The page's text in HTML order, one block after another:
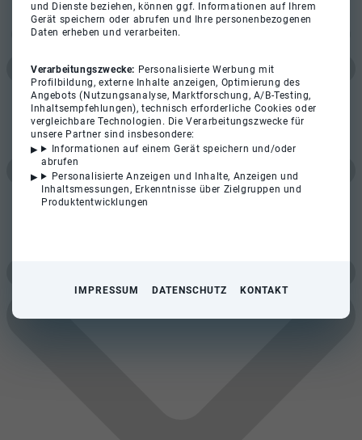
und Dienste beziehen, können ggf. Informationen auf Ihrem
Gerät speichern oder abrufen und Ihre personenbezogenen
Daten erheben und verarbeiten.
Verarbeitungszwecke: Personalisierte Werbung mit
Profilbildung, externe Inhalte anzeigen, Optimierung des
Angebots (Nutzungsanalyse, Marktforschung, A/B-Testing,
Inhaltsempfehlungen), technisch erforderliche Cookies oder
vergleichbare Technologien. Die Verarbeitungszwecke für
unsere Partner sind insbesondere:
Informationen auf einem Gerät speichern und/oder
abrufen
Personalisierte Anzeigen und Inhalte, Anzeigen und
Inhaltsmessungen, Erkenntnisse über Zielgruppen und
Produktentwicklungen
IMPRESSUM DATENSCHUTZ KONTAKT